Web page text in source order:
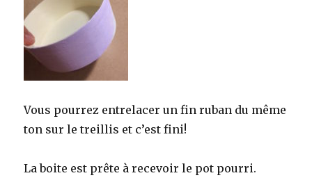
Vous pourrez entrelacer un fin ruban du même
ton sur le treillis et c’est fini!
La boite est prête à recevoir le pot pourri.